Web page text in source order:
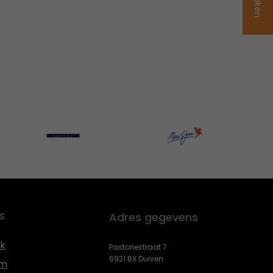
Adres gegevens
Pastoriestraat 7
6921 BX Duiven